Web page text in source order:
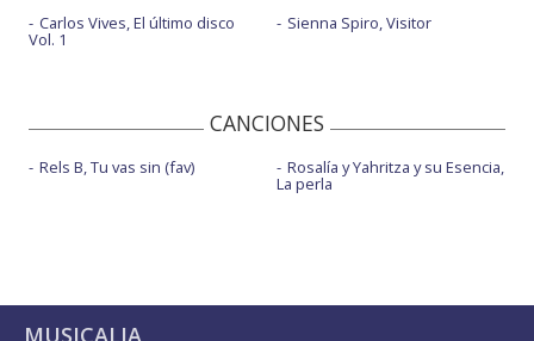
Carlos Vives, El último disco
Vol. 1
Sienna Spiro, Visitor
CANCIONES
Rels B, Tu vas sin (fav) Rosalía y Yahritza y su Esencia,
La perla
MUSICALIA